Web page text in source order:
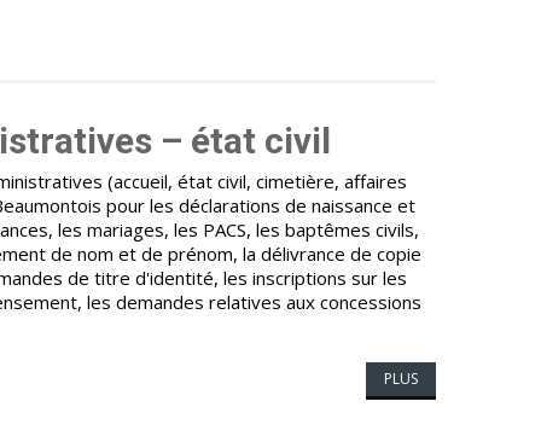
– état civil
(accueil, état civil, cimetière, affaires
pour les déclarations de naissance et
les mariages, les PACS, les baptêmes civils,
de nom et de prénom, la délivrance de copie
de titre d'identité, les inscriptions sur les
les demandes relatives aux concessions
PLUS